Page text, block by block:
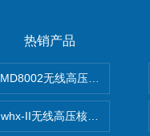
热销产品
MD8002无线高压核相仪
whx-II无线高压核相仪